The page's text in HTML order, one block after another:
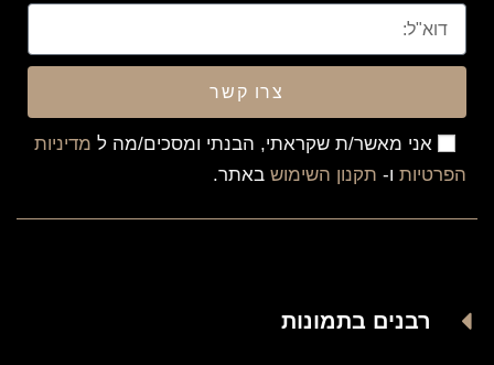
אני מאשר/ת שקראתי, הבנתי ומסכים/מה ל מדיניות
הפרטיות ו- תקנון השימוש באתר.
צרו קשר
רבנים בתמונות